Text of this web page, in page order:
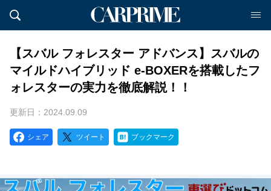
【スバル フォレスター アドバンス】スバルの
マイルドハイブリッド e-BOXERを搭載したフ
ォレスターの実力を徹底解説！！
更新日：2024.09.09
シェア ツイート ブックマーク